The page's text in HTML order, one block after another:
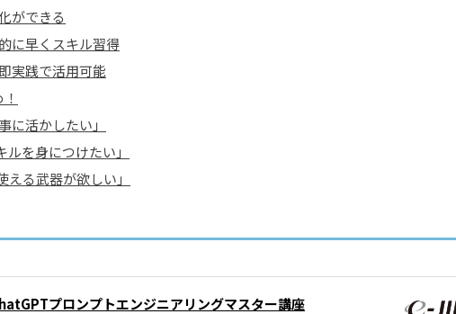
ができる
に早くスキル習得
実践で活用可能
に活かしたい」
ルを身につけたい」
える武器が欲しい」
プロンプトエンジニアリングマスター講座